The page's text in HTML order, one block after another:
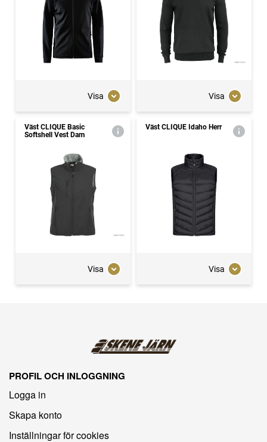
Visa Visa
Väst CLIQUE Basic
Softshell Vest Dam
Visa
Väst CLIQUE Idaho Herr
Visa
PROFIL OCH INLOGGNING
Logga in
Skapa konto
Inställningar för cookies